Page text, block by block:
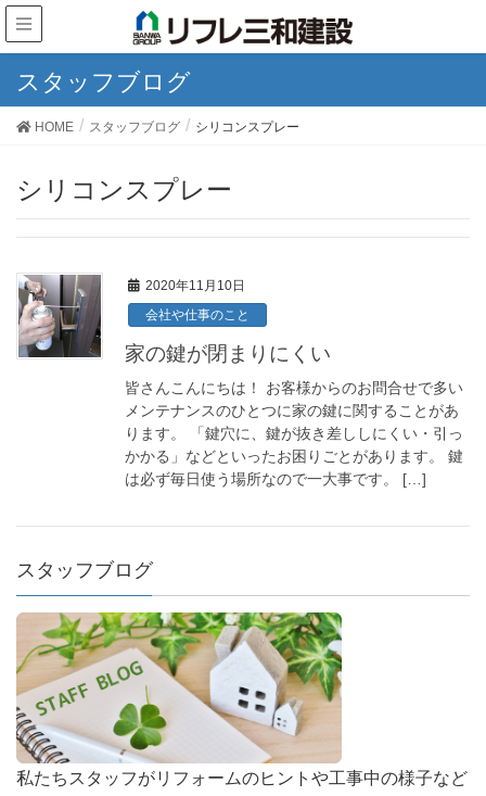
スタッフブログ
HOME スタッフブログ シリコンスプレー
シリコンスプレー
2020年11月10日
会社や仕事のこと
家の鍵が閉まりにくい
皆さんこんにちは！ お客様からのお問合せで多い
メンテナンスのひとつに家の鍵に関することがあ
ります。 「鍵穴に、鍵が抜き差ししにくい・引っ
かかる」などといったお困りごとがあります。 鍵
は必ず毎日使う場所なので一大事です。 […]
スタッフブログ
私たちスタッフがリフォームのヒントや工事中の様子など